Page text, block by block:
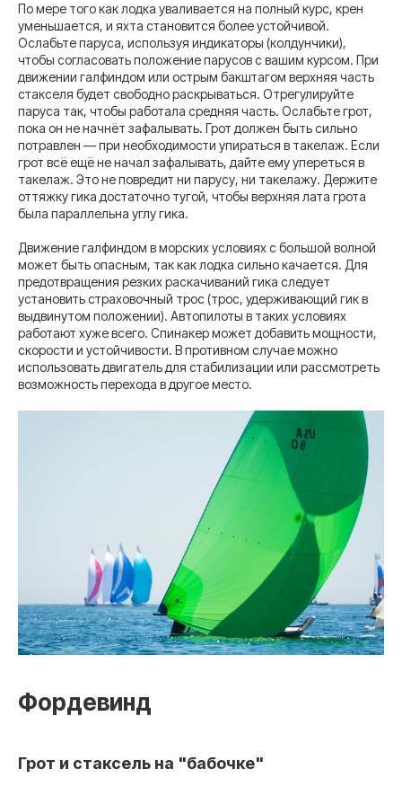
По мере того как лодка уваливается на полный курс, крен
уменьшается, и яхта становится более устойчивой.
Ослабьте паруса, используя индикаторы (колдунчики),
чтобы согласовать положение парусов с вашим курсом. При
движении галфиндом или острым бакштагом верхняя часть
стакселя будет свободно раскрываться. Отрегулируйте
паруса так, чтобы работала средняя часть. Ослабьте грот,
пока он не начнёт зафалывать. Грот должен быть сильно
потравлен — при необходимости упираться в такелаж. Если
грот всё ещё не начал зафалывать, дайте ему упереться в
такелаж. Это не повредит ни парусу, ни такелажу. Держите
оттяжку гика достаточно тугой, чтобы верхняя лата грота
была параллельна углу гика.
Движение галфиндом в морских условиях с большой волной
может быть опасным, так как лодка сильно качается. Для
предотвращения резких раскачиваний гика следует
установить страховочный трос (трос, удерживающий гик в
выдвинутом положении). Автопилоты в таких условиях
работают хуже всего. Спинакер может добавить мощности,
скорости и устойчивости. В противном случае можно
использовать двигатель для стабилизации или рассмотреть
возможность перехода в другое место.
Фордевинд
Грот и стаксель на "бабочке"